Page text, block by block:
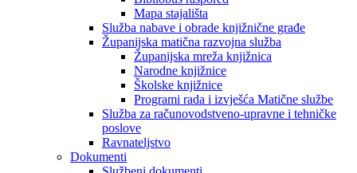
Mapa stajališta
Služba nabave i obrade knjižnične građe
Županijska matična razvojna služba
Županijska mreža knjižnica
Narodne knjižnice
Školske knjižnice
Programi rada i izvješća Matične službe
Služba za računovodstveno-upravne i tehničke
poslove
Ravnateljstvo
Dokumenti